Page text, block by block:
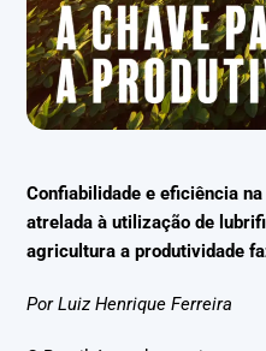
Confiabilidade e eficiência
atrelada à utilização de
agricultura a produtividade
Por Luiz Henrique Ferreira